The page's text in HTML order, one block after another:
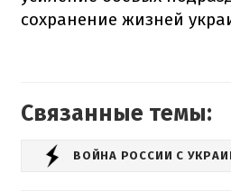
сохранение жизней
Связанные темы:
ВОЙНА РОССИИ С